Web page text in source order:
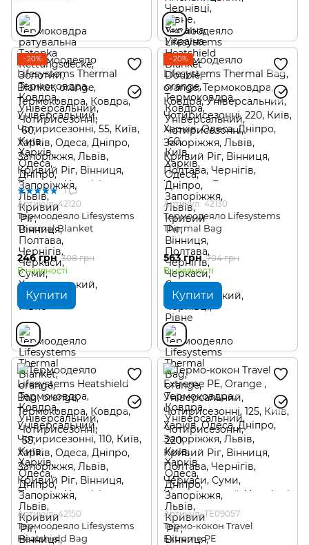
−20%
1
Артикул: 42120
Термоодеяло Lifesystems
Thermal Blanket
246 грн 308 грн
В наявності
Купити
−20%
Артикул: 42130
Термоодеяло Lifesystems
Thermal Bag
563 грн 704 грн
В наявності
Купити
Артикул: 42150
Термоодеяло Lifesystems
Heatshield Bag
Артикул: TE09057
Термо-кокон Travel
Extreme PE